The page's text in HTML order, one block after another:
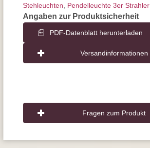
Stehleuchten
Pendelleuchte 3er Strahler
Angaben zur Produktsicherheit
PDF-Datenblatt herunterladen
Versandinformationen
Fragen zum Produkt